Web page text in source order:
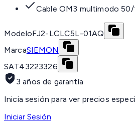
Cable OM3 multimodo
ModeloFJ2-LCLC5L-01AQ
MarcaSIEMON
SAT43223326
3 años de garantía
Inicia sesión para ver precios
Iniciar Sesión